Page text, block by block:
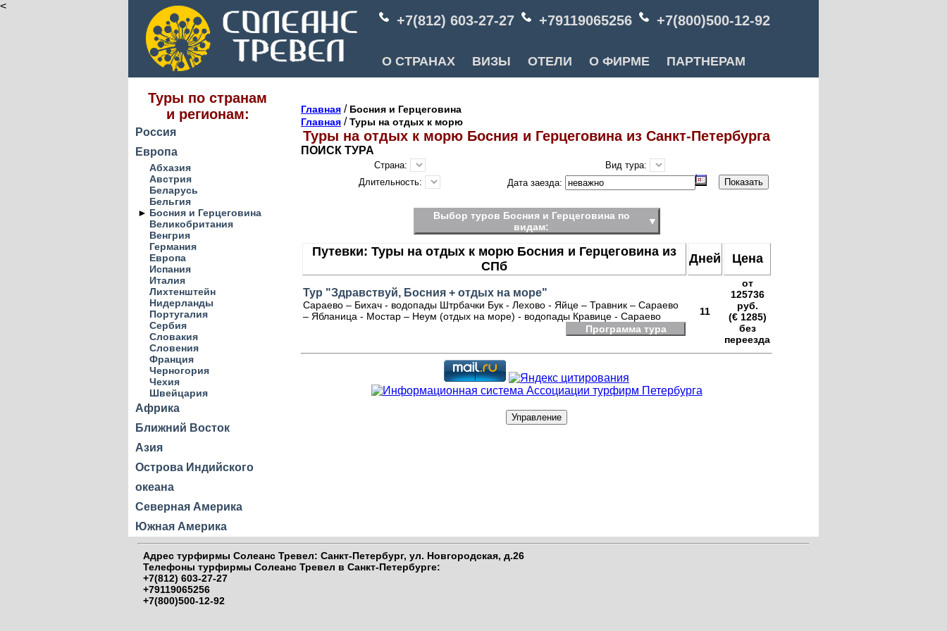
<
+7(812) 603-27-27 +79119065256 +7(800)500-12-92
О СТРАНАХ ВИЗЫ ОТЕЛИ О ФИРМЕ ПАРТНЕРАМ
Туры по странам
и регионам:
Россия
Европа
Абхазия
Австрия
Беларусь
Бельгия
► Босния и Герцеговина
Великобритания
Венгрия
Германия
Европа
Испания
Италия
Лихтенштейн
Нидерланды
Португалия
Сербия
Словакия
Словения
Франция
Черногория
Чехия
Швейцария
Африка
Ближний Восток
Азия
Острова Индийского
океана
Северная Америка
Южная Америка
Главная / Босния и Герцеговина
Главная /Туры на отдых к морю
Туры на отдых к морю Босния и Герцеговина из Санкт-Петербурга
ПОИСК ТУРА
Страна:
Вид тура:
Длительность:
Дата заезда:
Выбор туров Босния и Герцеговина по
видам:
▼
Путевки: Туры на отдых к морю Босния и Герцеговина из
СПб
Дней Цена
Тур "Здравствуй, Босния + отдых на море"
Сараево – Бихач - водопады Штрбачки Бук - Лехово - Яйце – Травник – Сараево
– Ябланица - Мостар – Неум (отдых на море) - водопады Кравице - Сараево
Программа тура
11
от
125736
руб.
(€ 1285)
без
переезда
Адрес турфирмы Солеанс Тревел: Санкт-Петербург, ул. Новгородская, д.26
Телефоны турфирмы Солеанс Тревел в Санкт-Петербурге:
+7(812) 603-27-27
+79119065256
+7(800)500-12-92